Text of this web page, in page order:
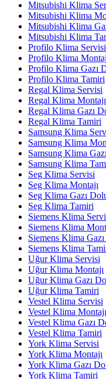
Mitsubishi Klima
Mitsubishi Klima
Mitsubishi Klima
Mitsubishi Klima
Profilo Klima Servisi
Profilo Klima
Profilo Klima Gazı
Profilo Klima Tamiri
Regal Klima Servisi
Regal Klima Montajı
Regal Klima Gazı
Regal Klima Tamiri
Samsung Klima
Samsung Klima
Samsung Klima
Samsung Klima
Seg Klima Servisi
Seg Klima Montajı
Seg Klima Gazı
Seg Klima Tamiri
Siemens Klima
Siemens Klima
Siemens Klima
Siemens Klima
Uğur Klima Servisi
Uğur Klima Montajı
Uğur Klima Gazı
Uğur Klima Tamiri
Vestel Klima Servisi
Vestel Klima Montajı
Vestel Klima Gazı
Vestel Klima Tamiri
York Klima Servisi
York Klima Montajı
York Klima Gazı
York Klima Tamiri